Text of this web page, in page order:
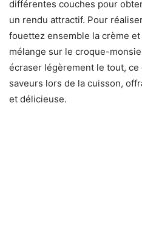
différentes couches pour
un rendu attractif. Pour
fouettez ensemble la crème
mélange sur le croque-
écraser légèrement le tout, ce
saveurs lors de la cuisson,
et délicieuse.